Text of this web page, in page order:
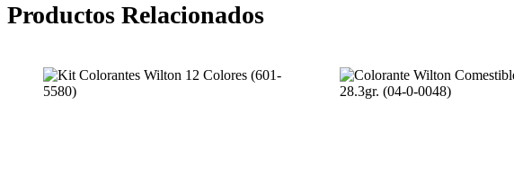
Productos Relacionados